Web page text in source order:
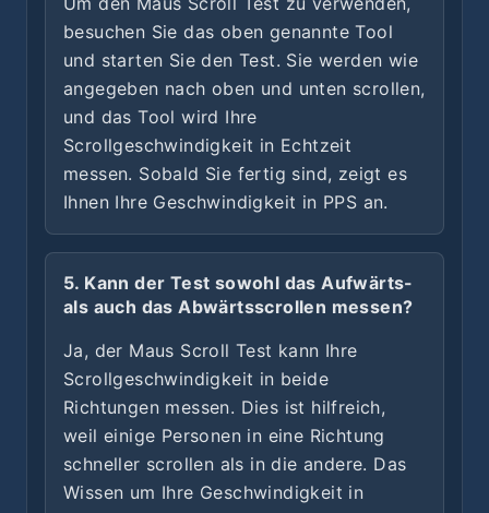
besuchen Sie das oben genannte Tool
und starten Sie den Test. Sie werden wie
angegeben nach oben und unten scrollen,
und das Tool wird Ihre
Scrollgeschwindigkeit in Echtzeit
messen. Sobald Sie fertig sind, zeigt es
Ihnen Ihre Geschwindigkeit in PPS an.
5. Kann der Test sowohl das Aufwärts-
als auch das Abwärtsscrollen messen?
Ja, der Maus Scroll Test kann Ihre
Scrollgeschwindigkeit in beide
Richtungen messen. Dies ist hilfreich,
weil einige Personen in eine Richtung
schneller scrollen als in die andere. Das
Wissen um Ihre Geschwindigkeit in